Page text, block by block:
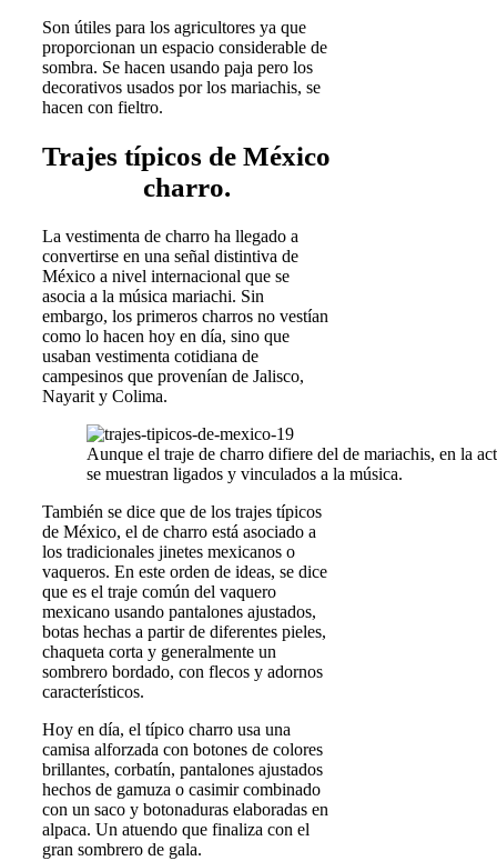
Son útiles para los agricultores ya que
proporcionan un espacio considerable de
sombra. Se hacen usando paja pero los
decorativos usados por los mariachis, se
hacen con fieltro.
Trajes típicos de México
charro.
La vestimenta de charro ha llegado a
convertirse en una señal distintiva de
México a nivel internacional que se
asocia a la música mariachi. Sin
embargo, los primeros charros no vestían
como lo hacen hoy en día, sino que
usaban vestimenta cotidiana de
campesinos que provenían de Jalisco,
Nayarit y Colima.
Aunque el traje de charro difiere del de mariachis, en la
se muestran ligados y vinculados a la música.
También se dice que de los trajes típicos
de México, el de charro está asociado a
los tradicionales jinetes mexicanos o
vaqueros. En este orden de ideas, se dice
que es el traje común del vaquero
mexicano usando pantalones ajustados,
botas hechas a partir de diferentes pieles,
chaqueta corta y generalmente un
sombrero bordado, con flecos y adornos
característicos.
Hoy en día, el típico charro usa una
camisa alforzada con botones de colores
brillantes, corbatín, pantalones ajustados
hechos de gamuza o casimir combinado
con un saco y botonaduras elaboradas en
alpaca. Un atuendo que finaliza con el
gran sombrero de gala.